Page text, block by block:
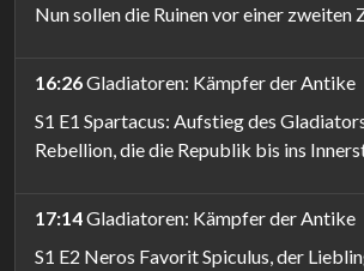
Nun sollen die Ruinen vor einer
16:26Gladiatoren: Kämpfer der Antike
S1 E1 Spartacus: Aufstieg des
Rebellion, die die Republik bis ins
17:14Gladiatoren: Kämpfer der Antike
S1 E2 Neros Favorit Spiculus, der